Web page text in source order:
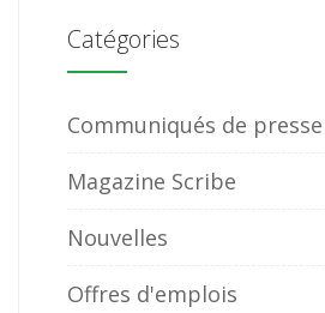
Catégories
Communiqués de presse
Magazine Scribe
Nouvelles
Offres d'emplois